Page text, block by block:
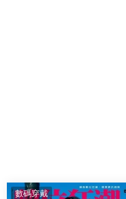
數碼穿戴